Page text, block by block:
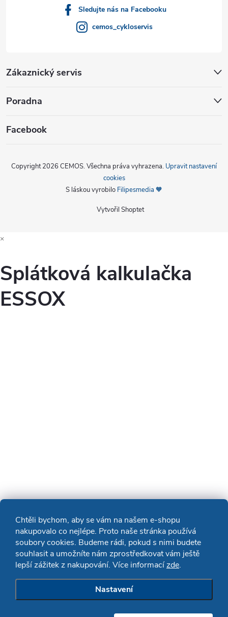
Chtěli bychom, aby se vám na našem e-shopu
nakupovalo co nejlépe. Proto naše stránka používá
soubory cookies. Budeme rádi, pokud s nimi budete
souhlasit a umožníte nám zprostředkovat vám ještě
lepší zážitek z nakupování. Více informacízde.
Nastavení
Sledujte nás na Facebooku
cemos_cykloservis
Zákaznický servis
Poradna
Facebook
Vytvořil Shoptet
Copyright 2026 CEMOS. Všechna práva vyhrazena. Upravit nastavení
cookies
S láskou vyrobilo Filipesmedia 🧡
×
Splátková kalkulačka
ESSOX